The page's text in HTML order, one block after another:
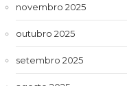
novembro 2025
outubro 2025
setembro 2025